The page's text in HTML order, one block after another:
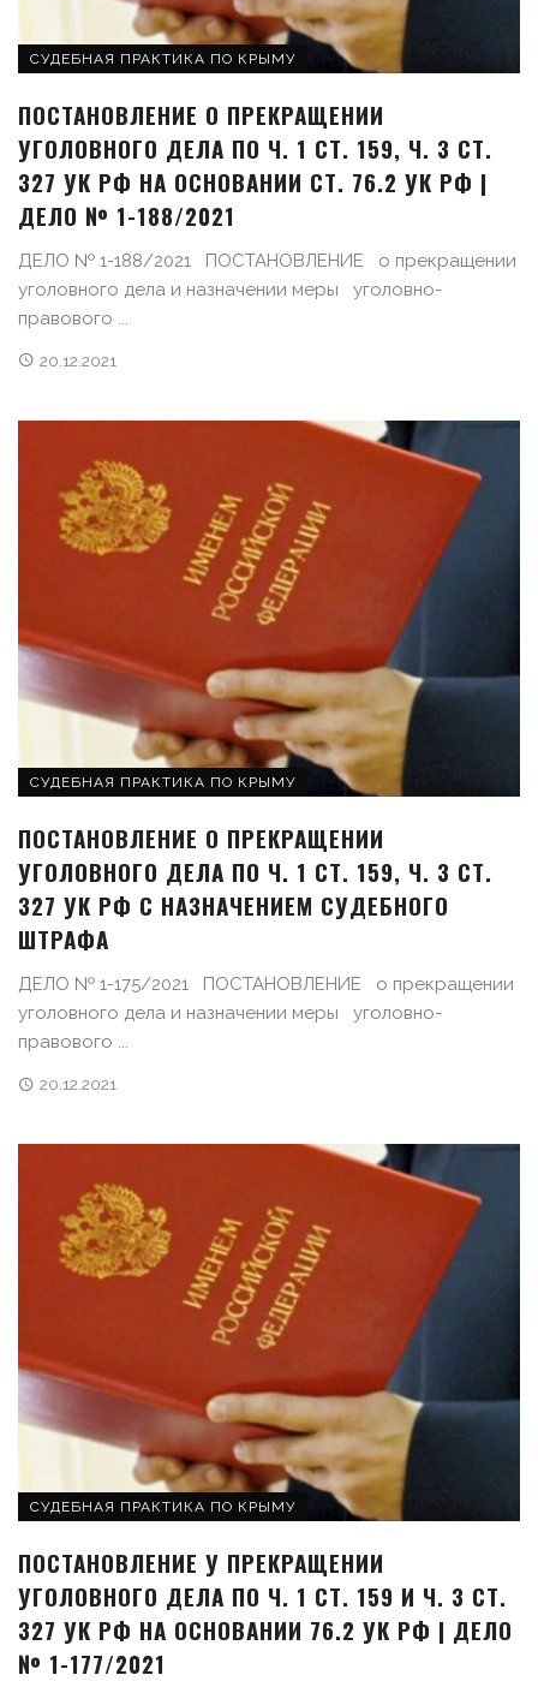
СУДЕБНАЯ ПРАКТИКА ПО КРЫМУ
ПОСТАНОВЛЕНИЕ О ПРЕКРАЩЕНИИ
УГОЛОВНОГО ДЕЛА ПО Ч. 1 СТ. 159, Ч. 3 СТ.
327 УК РФ НА ОСНОВАНИИ СТ. 76.2 УК РФ |
ДЕЛО № 1-188/2021
ДЕЛО № 1-188/2021 ПОСТАНОВЛЕНИЕ о прекращении
уголовного дела и назначении меры уголовно-
правового ...
20.12.2021
СУДЕБНАЯ ПРАКТИКА ПО КРЫМУ
ПОСТАНОВЛЕНИЕ О ПРЕКРАЩЕНИИ
УГОЛОВНОГО ДЕЛА ПО Ч. 1 СТ. 159, Ч. 3 СТ.
327 УК РФ С НАЗНАЧЕНИЕМ СУДЕБНОГО
ШТРАФА
ДЕЛО № 1-175/2021 ПОСТАНОВЛЕНИЕ о прекращении
уголовного дела и назначении меры уголовно-
правового ...
20.12.2021
СУДЕБНАЯ ПРАКТИКА ПО КРЫМУ
ПОСТАНОВЛЕНИЕ У ПРЕКРАЩЕНИИ
УГОЛОВНОГО ДЕЛА ПО Ч. 1 СТ. 159 И Ч. 3 СТ.
327 УК РФ НА ОСНОВАНИИ 76.2 УК РФ | ДЕЛО
№ 1-177/2021